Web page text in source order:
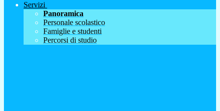
Servizi
Panoramica
Personale scolastico
Famiglie e studenti
Percorsi di studio